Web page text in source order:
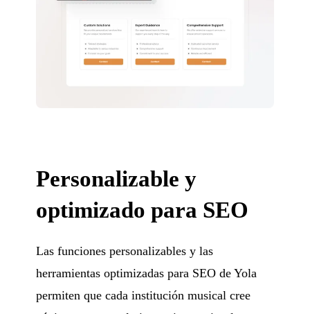
Personalizable y
optimizado para SEO
Las funciones personalizables y las
herramientas optimizadas para SEO de Yola
permiten que cada institución musical cree